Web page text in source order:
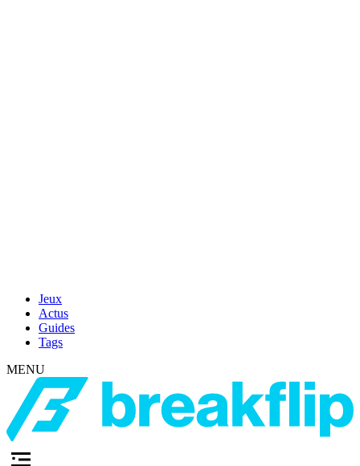
Jeux
Actus
Guides
Tags
MENU